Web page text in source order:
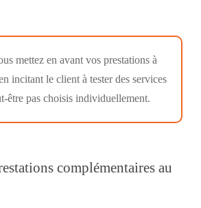
mettez en avant vos prestations à
incitant le client à tester des services
être pas choisis individuellement.
complémentaires au